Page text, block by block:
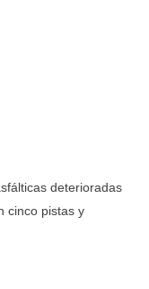
deterioradas
cinco pistas y